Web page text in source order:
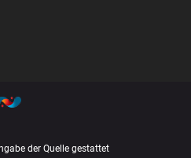
der Quelle gestattet